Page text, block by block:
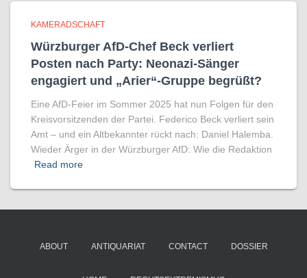
KAMERADSCHAFT
Würzburger AfD-Chef Beck verliert
Posten nach Party: Neonazi-Sänger
engagiert und „Arier“-Gruppe begrüßt?
Eine AfD-Feier im Sommer 2025 hat nun Folgen für den
Kreisvorsitzenden der Partei. Federico Beck verliert sein
Amt – und ein Altbekannter rückt nach: Daniel Halemba.
Wieder Ärger in der Würzburger AfD: Wie die Redaktion
Read more
ABOUT ANTIQUARIAT CONTACT DOSSIER